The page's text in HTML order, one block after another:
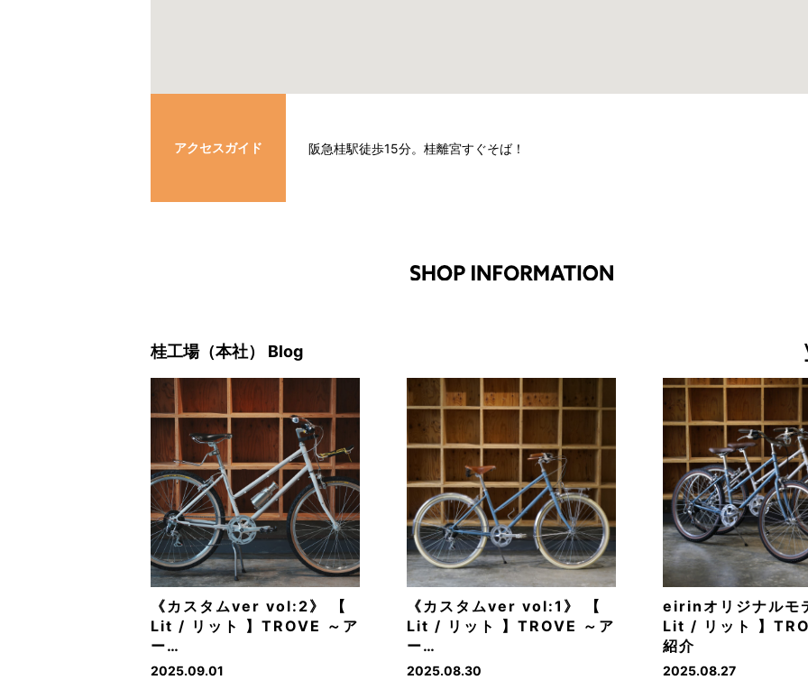
アクセスガイド 阪急桂駅徒歩15分。桂離宮すぐそば！
桂工場（本社） Blog
《カスタムver vol:2》 【
Lit / リット 】TROVE ～ア
ー…
2025.09.01
《カスタムver vol:1》 【
Lit / リット 】TROVE ～ア
ー…
2025.08.30
eirinオリジナルモ
Lit / リット 】
紹介
2025.08.27